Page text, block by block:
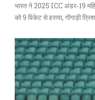
भारत ने 2025 ICC अंडर‑19
को 9 विकेट से हराया, गोंगाड़ी